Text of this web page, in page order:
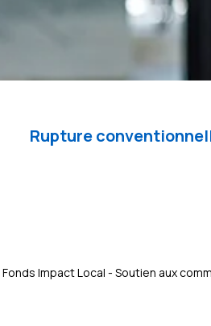
Rupture
Fonds Impact Local - Soutien aux